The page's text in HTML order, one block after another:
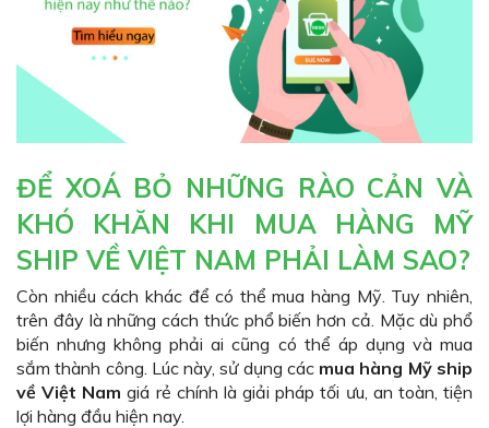
ĐỂ XOÁ BỎ NHỮNG RÀO CẢN VÀ
KHÓ KHĂN KHI MUA HÀNG MỸ
SHIP VỀ VIỆT NAM PHẢI LÀM SAO?
Còn nhiều cách khác để có thể mua hàng Mỹ. Tuy nhiên,
trên đây là những cách thức phổ biến hơn cả. Mặc dù phổ
biến nhưng không phải ai cũng có thể áp dụng và mua
sắm thành công. Lúc này, sử dụng các mua hàng Mỹ ship
về Việt Nam giá rẻ chính là giải pháp tối ưu, an toàn, tiện
lợi hàng đầu hiện nay.